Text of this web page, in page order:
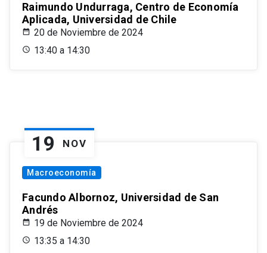
Raimundo Undurraga, Centro de Economía
Aplicada, Universidad de Chile
20 de Noviembre de 2024
13:40 a 14:30
19 NOV
Macroeconomía
Facundo Albornoz, Universidad de San
Andrés
19 de Noviembre de 2024
13:35 a 14:30